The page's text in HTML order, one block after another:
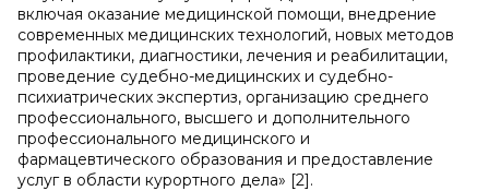
включая оказание медицинской помощи, внедрение
современных медицинских технологий, новых методов
профилактики, диагностики, лечения и реабилитации,
проведение судебно-медицинских и судебно-
психиатрических экспертиз, организацию среднего
профессионального, высшего и дополнительного
профессионального медицинского и
фармацевтического образования и предоставление
услуг в области курортного дела» [2].